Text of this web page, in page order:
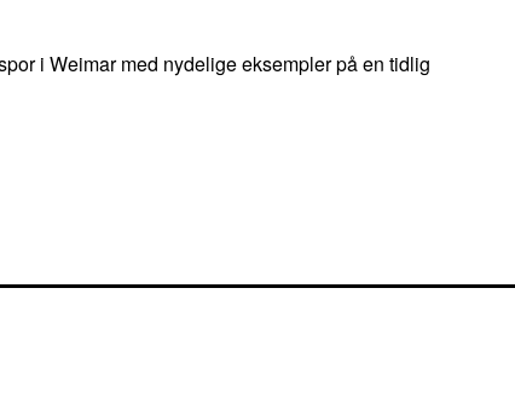
i Weimar med nydelige eksempler på en tidlig